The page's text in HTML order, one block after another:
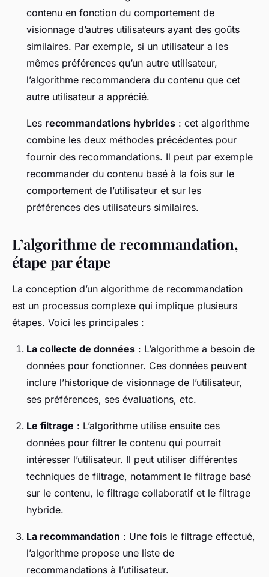
contenu en fonction du comportement de
visionnage d’autres utilisateurs ayant des goûts
similaires. Par exemple, si un utilisateur a les
mêmes préférences qu’un autre utilisateur,
l’algorithme recommandera du contenu que cet
autre utilisateur a apprécié.
Les recommandations hybrides : cet algorithme
combine les deux méthodes précédentes pour
fournir des recommandations. Il peut par exemple
recommander du contenu basé à la fois sur le
comportement de l’utilisateur et sur les
préférences des utilisateurs similaires.
L’algorithme de recommandation,
étape par étape
La conception d’un algorithme de recommandation
est un processus complexe qui implique plusieurs
étapes. Voici les principales :
La collecte de données : L’algorithme a besoin de
données pour fonctionner. Ces données peuvent
inclure l’historique de visionnage de l’utilisateur,
ses préférences, ses évaluations, etc.
Le filtrage : L’algorithme utilise ensuite ces
données pour filtrer le contenu qui pourrait
intéresser l’utilisateur. Il peut utiliser différentes
techniques de filtrage, notamment le filtrage basé
sur le contenu, le filtrage collaboratif et le filtrage
hybride.
La recommandation : Une fois le filtrage effectué,
l’algorithme propose une liste de
recommandations à l’utilisateur.